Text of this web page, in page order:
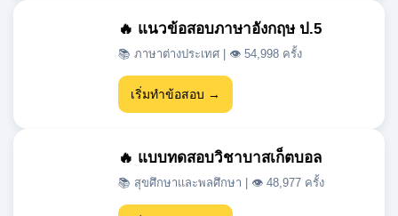
🔥 แนวข้อสอบภาษาอังกฤษ ป.5
📚 ภาษาต่างประเทศ | 👁 54,998 ครั้ง
เริ่มทำข้อสอบ →
🔥 แบบทดสอบวิชาบาสเก็ตบอล
📚 สุขศึกษาและพลศึกษา | 👁 48,977 ครั้ง